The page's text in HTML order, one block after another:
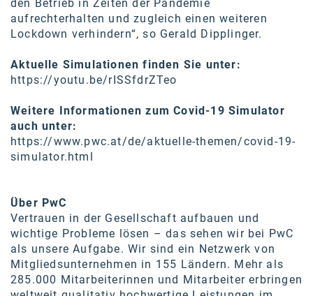
den Betrieb in Zeiten der Pandemie
aufrechterhalten und zugleich einen weiteren
Lockdown verhindern“, so Gerald Dipplinger.
Aktuelle Simulationen finden Sie unter:
https://youtu.be/rISSfdrZTeo
Weitere Informationen zum Covid-19 Simulator
auch unter:
https://www.pwc.at/de/aktuelle-themen/covid-19-
simulator.html
Über PwC
Vertrauen in der Gesellschaft aufbauen und
wichtige Probleme lösen – das sehen wir bei PwC
als unsere Aufgabe. Wir sind ein Netzwerk von
Mitgliedsunternehmen in 155 Ländern. Mehr als
285.000 Mitarbeiterinnen und Mitarbeiter erbringen